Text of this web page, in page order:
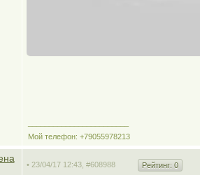
Мой телефон: +79055978213
• 23/04/17 12:43, #608988 Рейтинг: 0